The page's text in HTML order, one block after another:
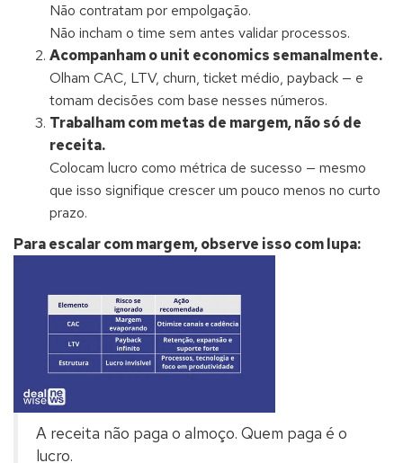
Não contratam por empolgação.
Não incham o time sem antes validar processos.
Acompanham o unit economics semanalmente.
Olham CAC, LTV, churn, ticket médio, payback — e
tomam decisões com base nesses números.
Trabalham com metas de margem, não só de
receita.
Colocam lucro como métrica de sucesso — mesmo
que isso signifique crescer um pouco menos no curto
prazo.
Para escalar com margem, observe isso com lupa:
A receita não paga o almoço. Quem paga é o
lucro.